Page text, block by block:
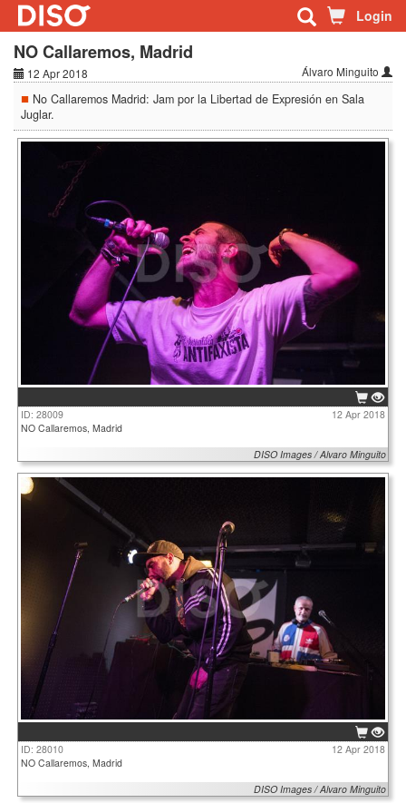
Login
NO Callaremos, Madrid
12 Apr 2018 Álvaro Minguito
No Callaremos Madrid: Jam por la Libertad de Expresión en Sala
Juglar.
ID: 28009
12 Apr 2018
NO Callaremos, Madrid
DISO Images / Alvaro Minguito
ID: 28010
12 Apr 2018
NO Callaremos, Madrid
DISO Images / Alvaro Minguito